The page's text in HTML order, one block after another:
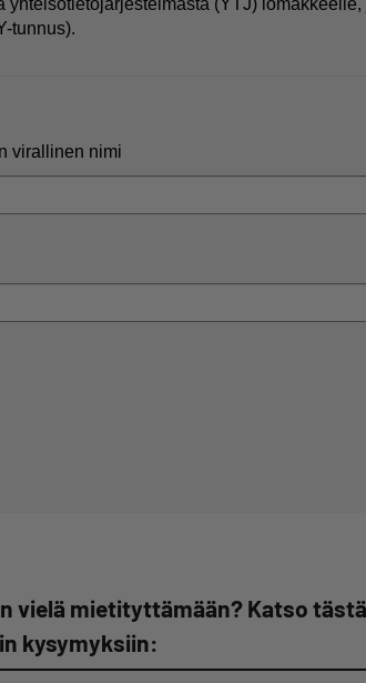
vielä mietityttämään? Katso
kysymyksiin: